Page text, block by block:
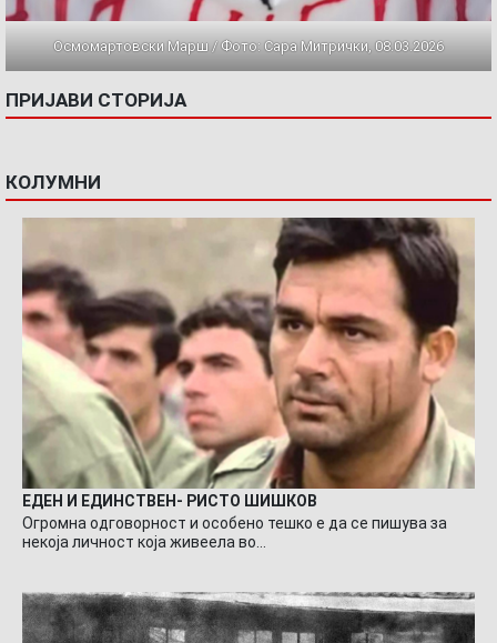
Осмомартовски Марш / Фото: Сара Митрички, 08.03.2026
ПРИЈАВИ СТОРИЈА
КОЛУМНИ
ЕДЕН И ЕДИНСТВЕН- РИСТО ШИШКОВ
Огромна одговорност и особено тешко е да се пишува за
некоја личност која живеела во…